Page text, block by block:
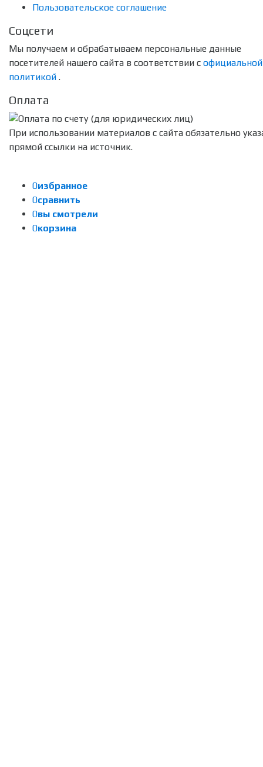
Пользовательское соглашение
Соцсети
Мы получаем и обрабатываем персональные данные
посетителей нашего сайта в соответствии с официальной
политикой .
Оплата
При использовании материалов с сайта обязательно
прямой ссылки на источник.
0избранное
0сравнить
0вы смотрели
0корзина